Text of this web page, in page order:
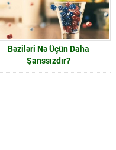
Bəziləri Nə Üçün Daha
Şanssızdır?